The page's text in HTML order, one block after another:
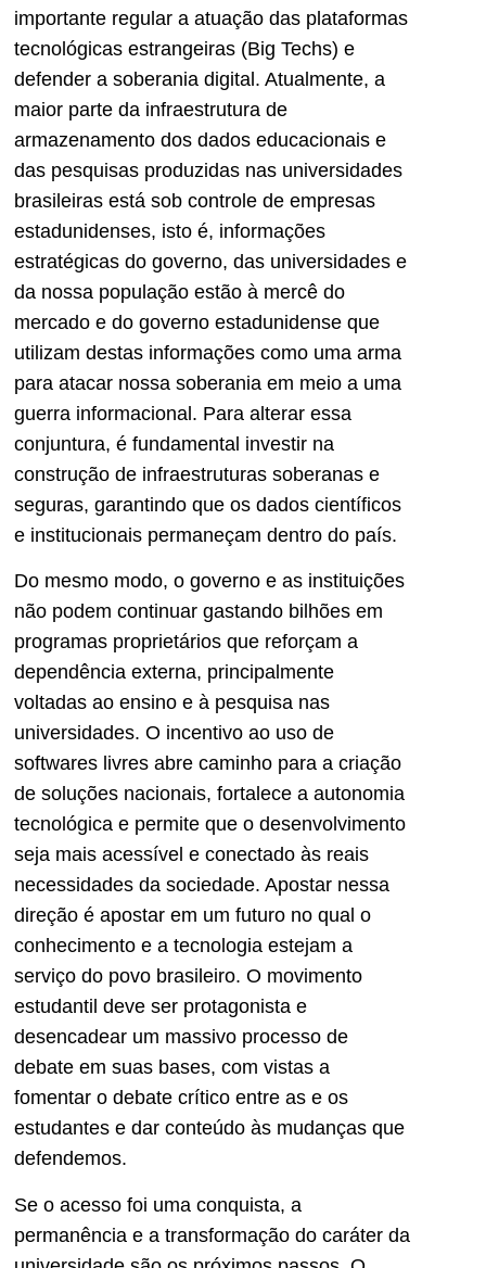
importante regular a atuação das plataformas
tecnológicas estrangeiras (Big Techs) e
defender a soberania digital. Atualmente, a
maior parte da infraestrutura de
armazenamento dos dados educacionais e
das pesquisas produzidas nas universidades
brasileiras está sob controle de empresas
estadunidenses, isto é, informações
estratégicas do governo, das universidades e
da nossa população estão à mercê do
mercado e do governo estadunidense que
utilizam destas informações como uma arma
para atacar nossa soberania em meio a uma
guerra informacional. Para alterar essa
conjuntura, é fundamental investir na
construção de infraestruturas soberanas e
seguras, garantindo que os dados científicos
e institucionais permaneçam dentro do país.
Do mesmo modo, o governo e as instituições
não podem continuar gastando bilhões em
programas proprietários que reforçam a
dependência externa, principalmente
voltadas ao ensino e à pesquisa nas
universidades. O incentivo ao uso de
softwares livres abre caminho para a criação
de soluções nacionais, fortalece a autonomia
tecnológica e permite que o desenvolvimento
seja mais acessível e conectado às reais
necessidades da sociedade. Apostar nessa
direção é apostar em um futuro no qual o
conhecimento e a tecnologia estejam a
serviço do povo brasileiro. O movimento
estudantil deve ser protagonista e
desencadear um massivo processo de
debate em suas bases, com vistas a
fomentar o debate crítico entre as e os
estudantes e dar conteúdo às mudanças que
defendemos.
Se o acesso foi uma conquista, a
permanência e a transformação do caráter da